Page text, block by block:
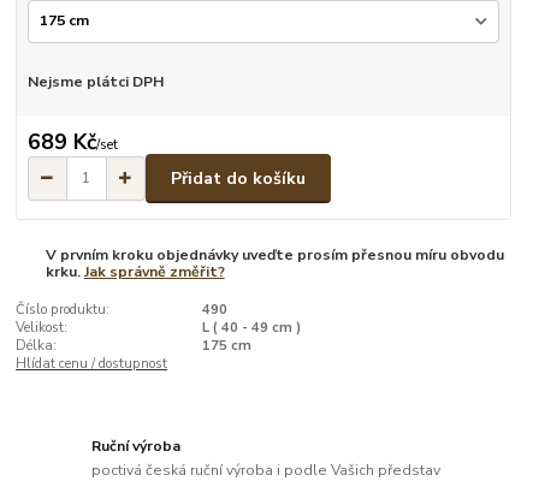
Nejsme plátci DPH
689 Kč/set
Přidat do košíku
V prvním kroku objednávky uveďte prosím přesnou míru obvodu
krku.Jak správně změřit?
Číslo produktu:
490
Velikost:
L ( 40 - 49 cm )
Délka:
175 cm
Hlídat cenu / dostupnost
Ruční výroba
poctivá česká ruční výroba i podle Vašich představ